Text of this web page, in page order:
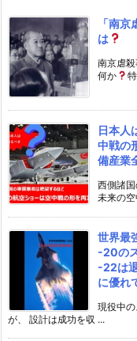
「南
は
南京虐
何か
日本人
中戦の
備産業
西側諸
未来の
世界最
-20の
-22は
に優れ
現役中
が、 設計は成功を収 ...